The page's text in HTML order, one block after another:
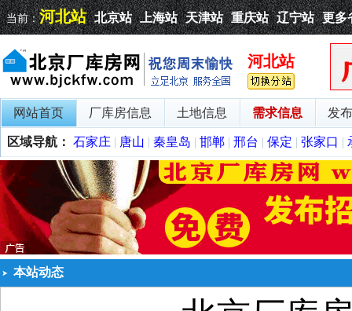
当前：河北站 北京站 上海站 天津站 重庆站 辽宁站 更多
河北站
网站首页 厂库房信息 土地信息 需求信息 发
区域导航： 石家庄 | 唐山 | 秦皇岛 | 邯郸 | 邢台 | 保定 | 张家口 |
本站动态